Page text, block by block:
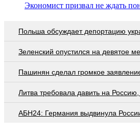
Экономист призвал не ждать
Польша обсуждает депортацию
Зеленский опустился на девятое
Пашинян сделал громкое
Литва требовала давить на
АБН24: Германия выдвинула